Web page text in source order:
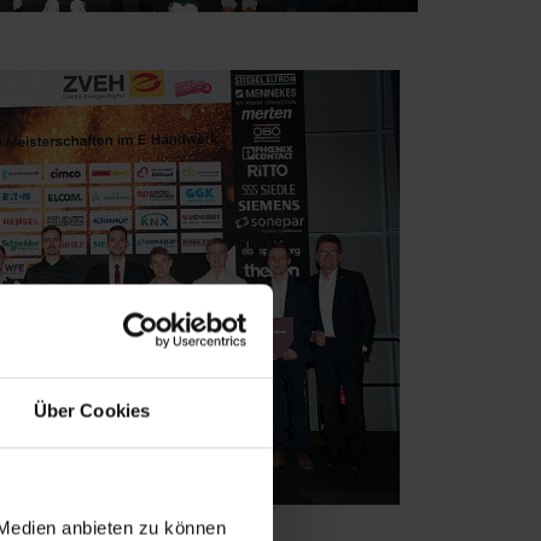
Über Cookies
anbieten zu können